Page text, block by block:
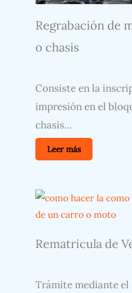
Regrabación de
o chasis
Consiste en la
impresión en el
chasis…
Leer más
Rematricula de
Trámite mediante